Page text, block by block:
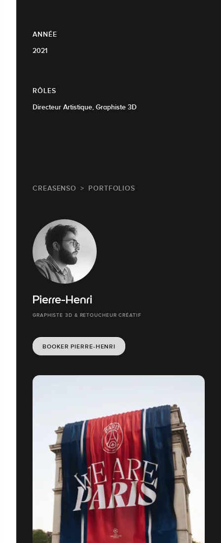
ANNÉE
2021
RÔLES
Directeur Artistique, Graphiste 3D
CREASENSO PORTFOLIOS
Pierre-Henri
GRAPHISTE 3D & RETOUCHEUR CRÉATIF
BOOKER PIERRE-HENRI